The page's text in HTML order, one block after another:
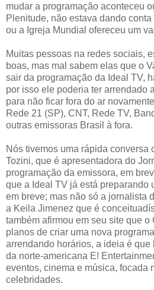
mudar a programação aconteceu
Plenitude, não estava dando
ou a Igreja Mundial ofereceu um
Muitas pessoas na redes sociais,
boas, mas mal sabem elas que o
sair da programação da Ideal TV,
por isso ele poderia ter arrendado
para não ficar fora do ar
Rede 21 (SP), CNT, Rede TV,
outras emissoras Brasil à fora.
Nós tivemos uma rápida conversa
Tozini, que é apresentadora do
programação da emissora, em
que a Ideal TV já está preparando
em breve; mas não só a jornalista
a Keila Jimenez que é
também afirmou em seu site que o
planos de criar uma nova
arrendando horários, a ideia é
da norte-americana E!
eventos, cinema e música, focada
celebridades.